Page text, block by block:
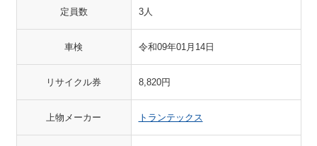
定員数 3人
車検 令和09年01月14日
リサイクル券 8,820円
上物メーカー トランテックス